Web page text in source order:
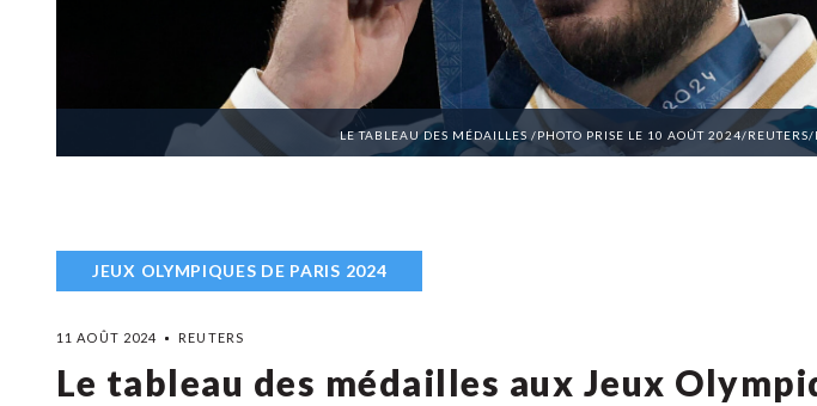
LE TABLEAU DES MÉDAILLES /PHOTO PRISE LE 10 AOÛT 2024/REUTERS/
JEUX OLYMPIQUES DE PARIS 2024
11 AOÛT 2024 REUTERS
Le tableau des médailles aux Jeux